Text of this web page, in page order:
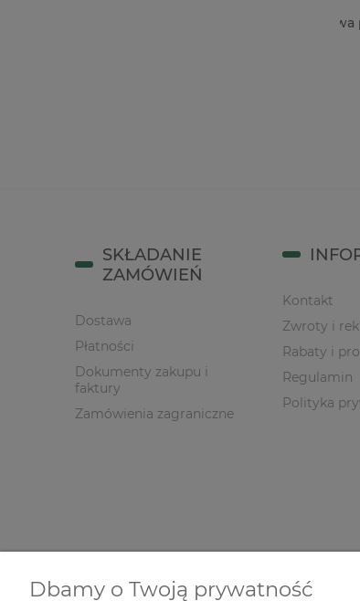
SKŁADANIE
ZAMÓWIEŃ
Dostawa
Płatności
Dokumenty zakupu i
faktury
Zamówienia zagraniczne
Kontakt
Zwroty i
Rabaty i
Regulamin
Polityka
Dbamy o Twoją prywatność